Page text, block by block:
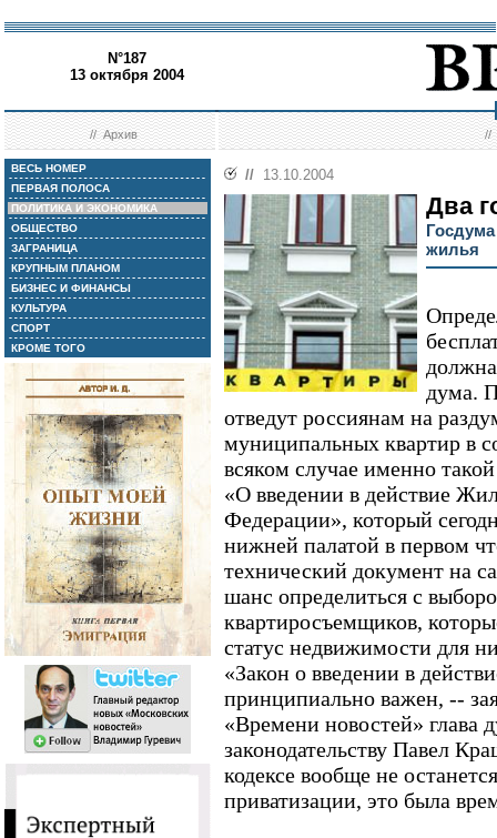
N°187
13 октября 2004
//Архив //
ВЕСЬ НОМЕР
ПЕРВАЯ ПОЛОСА
ПОЛИТИКА И ЭКОНОМИКА
ОБЩЕСТВО
ЗАГРАНИЦА
КРУПНЫМ ПЛАНОМ
БИЗНЕС И ФИНАНСЫ
КУЛЬТУРА
СПОРТ
КРОМЕ ТОГО
// 13.10.2004
Два
жилья
должна
дума.
отведут россиянам на
муниципальных квартир в
всяком случае именно
«О введении в действие
Федерации», который
нижней палатой в первом
технический документ на
шанс определиться с
квартиросъемщиков,
статус недвижимости для
«Закон о введении в
принципиально важен, --
«Времени новостей» глава
законодательству Павел
кодексе вообще не
приватизации, это была